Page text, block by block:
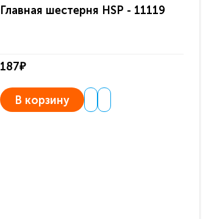
Главная шестерня HSP - 11119
187₽
В корзину